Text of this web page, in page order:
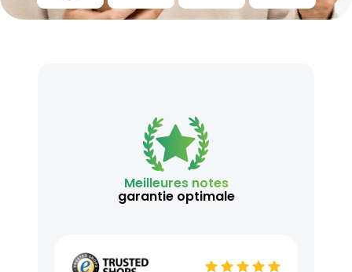
Meilleures notes
garantie optimale